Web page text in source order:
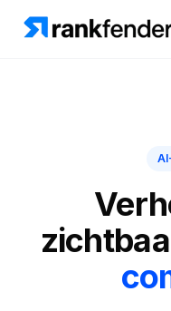
RAIVE
Oplossingen
Bronnen